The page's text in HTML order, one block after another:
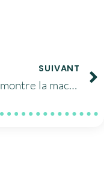
SUIVANT
ATOS montre la machine Occigen